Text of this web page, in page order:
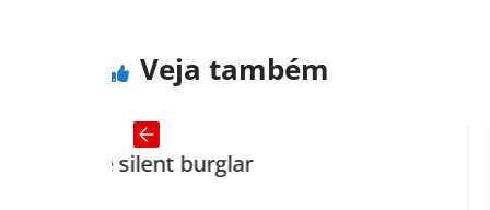
Veja também
burglar